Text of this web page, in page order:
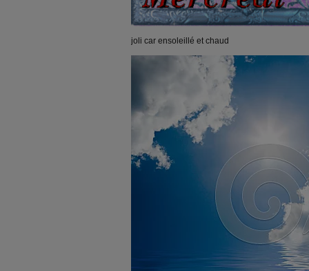
joli car ensoleillé et chaud